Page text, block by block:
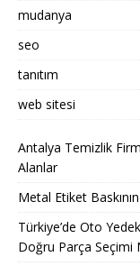
mudanya
seo
tanıtım
web sitesi
Antalya Temizlik
Alanlar
Metal Etiket
Türkiye’de Oto
Doğru Parça Seçimi